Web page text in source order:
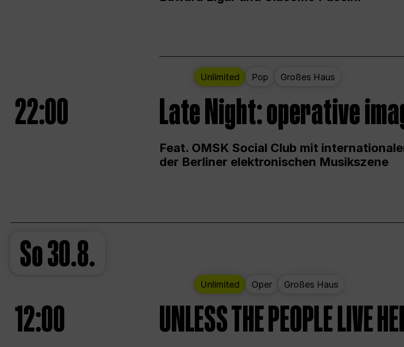
Unlimited Pop Großes Haus
22:00 Late Night: operative
Feat. OMSK Social Club mit
der Berliner elektronischen Musikszene
So30.8.
Unlimited Oper Großes Haus
12:00 UNLESS THE PEOPLE LIVE